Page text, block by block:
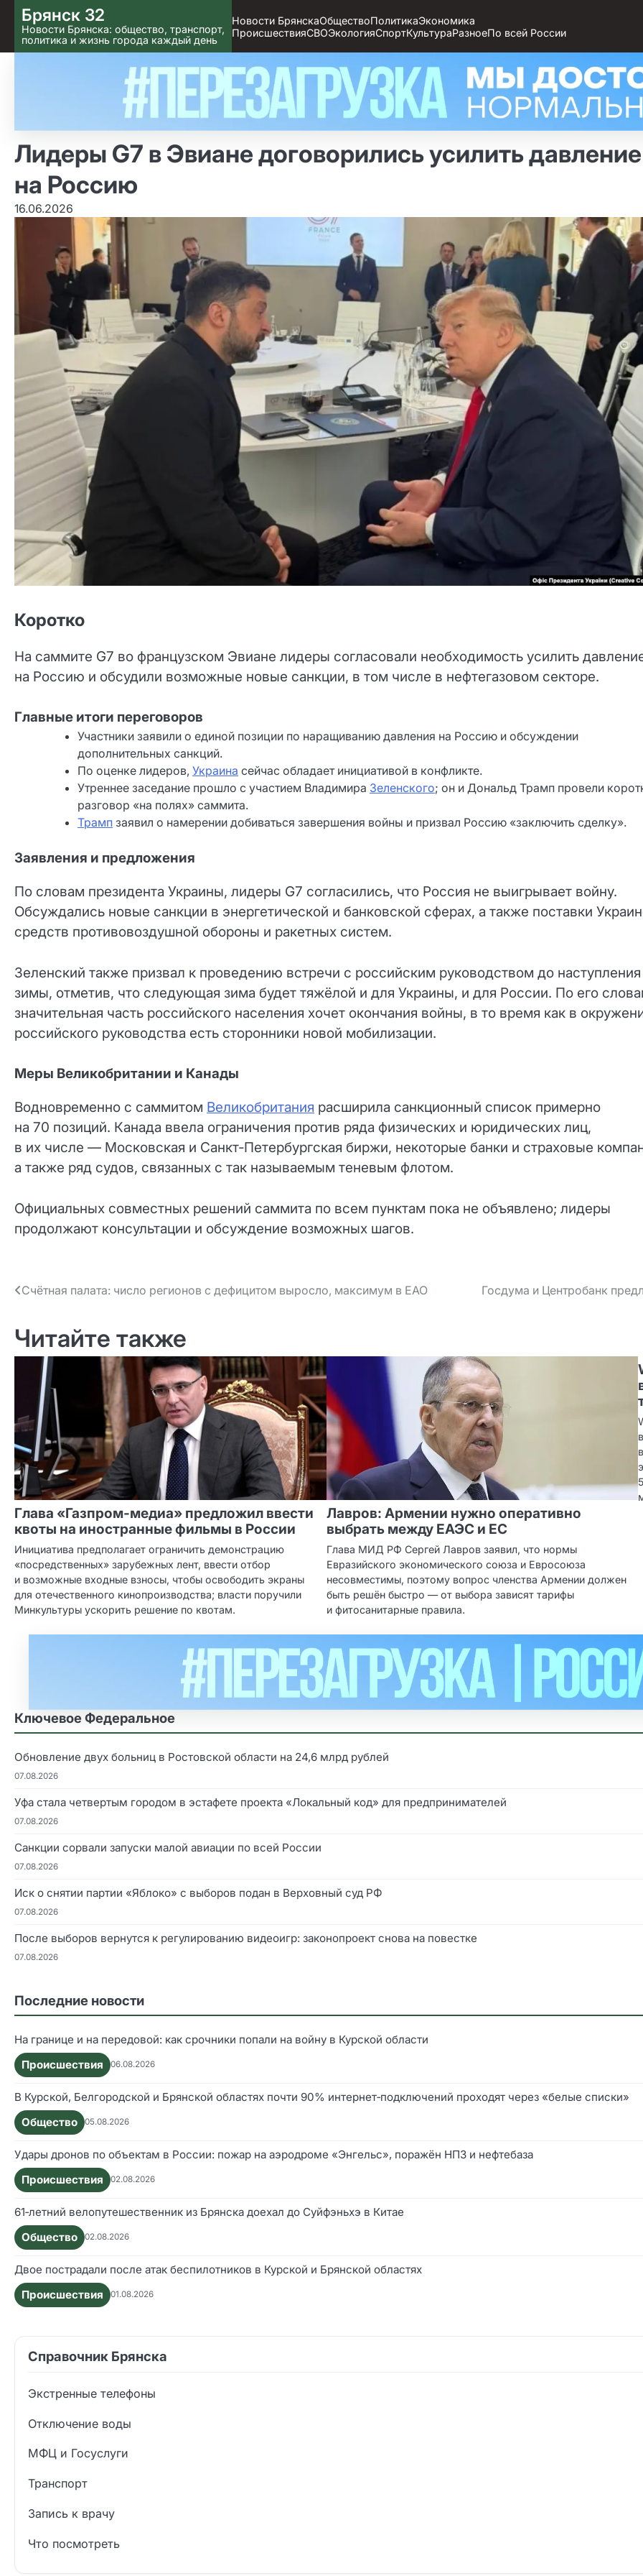
Skip
to content
Брянск 32
Новости Брянска: общество, транспорт,
политика и жизнь города каждый день
Новости БрянскаОбществоПолитикаЭкономика
ПроисшествияСВОЭкологияСпортКультураРазноеПо всей России
Лидеры G7 в Эвиане договорились усилить давление
на Россию
16.06.2026
Коротко
На саммите G7 во французском Эвиане лидеры согласовали необходимость усилить
на Россию и обсудили возможные новые санкции, в том числе в нефтегазовом секторе.
Главные итоги переговоров
Участники заявили о единой позиции по наращиванию давления на Россию и обсуждении
дополнительных санкций.
По оценке лидеров, Украина сейчас обладает инициативой в конфликте.
Утреннее заседание прошло с участием Владимира Зеленского; он и Дональд Трамп провели
разговор «на полях» саммита.
Трамп заявил о намерении добиваться завершения войны и призвал Россию «заключить сделку».
Заявления и предложения
По словам президента Украины, лидеры G7 согласились, что Россия не выигрывает войну.
Обсуждались новые санкции в энергетической и банковской сферах, а также поставки
средств противовоздушной обороны и ракетных систем.
Зеленский также призвал к проведению встречи с российским руководством до наступления
зимы, отметив, что следующая зима будет тяжёлой и для Украины, и для России. По его
значительная часть российского населения хочет окончания войны, в то время как в
российского руководства есть сторонники новой мобилизации.
Меры Великобритании и Канады
Водновременно с саммитом Великобритания расширила санкционный список примерно
на 70 позиций. Канада ввела ограничения против ряда физических и юридических лиц,
в их числе — Московская и Санкт‑Петербургская биржи, некоторые банки и страховые
а также ряд судов, связанных с так называемым теневым флотом.
Официальных совместных решений саммита по всем пунктам пока не объявлено; лидеры
продолжают консультации и обсуждение возможных шагов.
Навигация
Счётная палата: число регионов с дефицитом выросло, максимум в ЕАО Госдума и Центробанк
Читайте также
Глава «Газпром‑медиа» предложил ввести
квоты на иностранные фильмы в России
Инициатива предполагает ограничить демонстрацию
«посредственных» зарубежных лент, ввести отбор
и возможные входные взносы, чтобы освободить экраны
для отечественного кинопроизводства; власти поручили
Минкультуры ускорить решение по квотам.
Лавров: Армении нужно оперативно
выбрать между ЕАЭС и ЕС
Глава МИД РФ Сергей Лавров заявил, что нормы
Евразийского экономического союза и Евросоюза
несовместимы, поэтому вопрос членства Армении должен
быть решён быстро — от выбора зависят тарифы
и фитосанитарные правила.
Ключевое Федеральное
Обновление двух больниц в Ростовской области на 24,6 млрд рублей
07.08.2026
Уфа стала четвертым городом в эстафете проекта «Локальный код» для предпринимателей
07.08.2026
Санкции сорвали запуски малой авиации по всей России
07.08.2026
Иск о снятии партии «Яблоко» с выборов подан в Верховный суд РФ
07.08.2026
После выборов вернутся к регулированию видеоигр: законопроект снова на повестке
07.08.2026
Последние новости
На границе и на передовой: как срочники попали на войну в Курской области
Происшествия
06.08.2026
В Курской, Белгородской и Брянской областях почти 90% интернет‑подключений проходят через «белые списки»
Общество
05.08.2026
Удары дронов по объектам в России: пожар на аэродроме «Энгельс», поражён НПЗ и нефтебаза
Происшествия
02.08.2026
61‑летний велопутешественник из Брянска доехал до Суйфэньхэ в Китае
Общество
02.08.2026
Двое пострадали после атак беспилотников в Курской и Брянской областях
Происшествия
01.08.2026
Справочник Брянска
Экстренные телефоны
Отключение воды
МФЦ и Госуслуги
Транспорт
Запись к врачу
Что посмотреть